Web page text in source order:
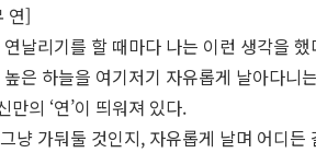
연]
날리기를 할 때마다 나는 이런 생각을 했
은 하늘을 여기저기 자유롭게 날아다니
만의 ‘연’이 띄워져 있다.
냥 가둬둘 것인지, 자유롭게 날며 어디든